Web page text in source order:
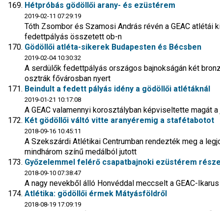
Hétpróbás gödöllői arany- és ezüstérem
2019-02-11 07:29:19
Tóth Zsombor és Szamosi András révén a GEAC
fedettpályás összetett ob-n
Gödöllői atléta-sikerek Budapesten és Bécsben
2019-02-04 10:30:32
A serdülők fedettpályás országos bajnokságán két
osztrák fővárosban nyert
Beindult a fedett pályás idény a gödöllői atlétáknál
2019-01-21 10:17:08
A GEAC valamennyi korosztályban képviseltette magát
Két gödöllői váltó vitte aranyéremig a stafétabotot
2018-09-16 10:45:11
A Szekszárdi Atlétikai Centrumban rendezték meg a
mindhárom színű medálból jutott
Győzelemmel felérő csapatbajnoki ezüstérem
2018-09-10 07:38:47
A nagy nevekből álló Honvéddal meccselt a GEAC-
Atlétika: gödöllői érmek Mátyásföldről
2018-08-19 17:09:19